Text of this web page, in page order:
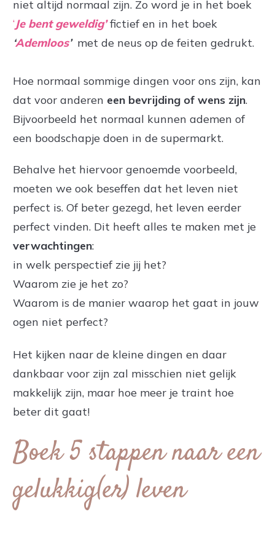
niet altijd normaal zijn. Zo word je in het boek
‘Je bent geweldig’ fictief en in het boek
‘Ademloos’met de neus op de feiten gedrukt.
Hoe normaal sommige dingen voor ons zijn, kan
dat voor anderen een bevrijding of wens zijn.
Bijvoorbeeld het normaal kunnen ademen of
een boodschapje doen in de supermarkt.
Behalve het hiervoor genoemde voorbeeld,
moeten we ook beseffen dat het leven niet
perfect is. Of beter gezegd, het leven eerder
perfect vinden. Dit heeft alles te maken met je
verwachtingen:
in welk perspectief zie jij het?
Waarom zie je het zo?
Waarom is de manier waarop het gaat in jouw
ogen niet perfect?
Het kijken naar de kleine dingen en daar
dankbaar voor zijn zal misschien niet gelijk
makkelijk zijn, maar hoe meer je traint hoe
beter dit gaat!
Boek 5 stappen naar een
gelukkig(er) leven